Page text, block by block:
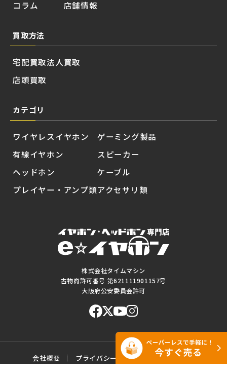
株式会社タイムマシン
古物商許可番号 第621111901157号
大阪府公安委員会許可
コラム
店舗情報
買取方法
宅配買取
店頭買取
法人買取
カテゴリ
ワイヤレスイヤホン
有線イヤホン
ヘッドホン
プレイヤー・アンプ類
ゲーミング製品
スピーカー
ケーブル
アクセサリ類
会社概要 プライバシーポリシー
ご利用規約